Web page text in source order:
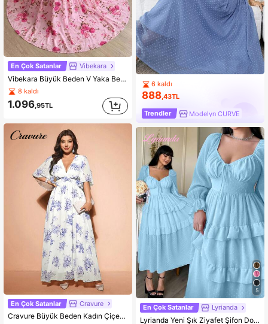
En Çok Satanlar Vibekara
Vibekara Büyük Beden V Yaka Belden Oturtmalı A Kesim Çiçek Desenli Elbise
8 kaldı
1.096,95TL
En Çok Satanlar Cravure
Cravure Büyük Beden Kadın Çiçek Desenli V Yaka Salaş Elbise, Vintage Şık Günlük Romantik Tatil Plaj Kıyafeti, İlkbahar/Yaz Düğün Davetlisi Nedime Elbisesi
6 kaldı
888,43TL
Trendler
Modelyn CURVE
5
En Çok Satanlar Lyrianda
Lyrianda Yeni Şık Ziyafet Şifon Dokulu Puantiyeli Fiyonk Detaylı Büstiyer, Petal Kollu A Kesim Elbise, Belden Vurgulanan Fırfırlı Etek Tasarımı